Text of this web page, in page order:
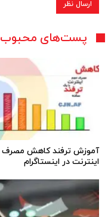
پست‌های محبوب
آموزش ترفند کاهش مصرف
اینترنت در اینستاگرام